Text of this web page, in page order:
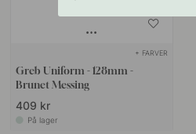
+ FARVER
Greb Uniform - 128mm -
Brunet Messing
409 kr
På lager